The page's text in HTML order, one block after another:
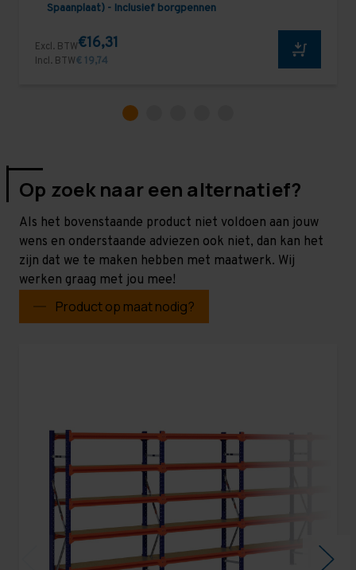
Spaanplaat) - Inclusief borgpennen
Excl. BTW€16,31
Incl. BTW€ 19,74
Op zoek naar een alternatief?
Als het bovenstaande product niet voldoen aan jouw
wens en onderstaande adviezen ook niet, dan kan het
zijn dat we te maken hebben met maatwerk. Wij
werken graag met jou mee!
Product op maat nodig?